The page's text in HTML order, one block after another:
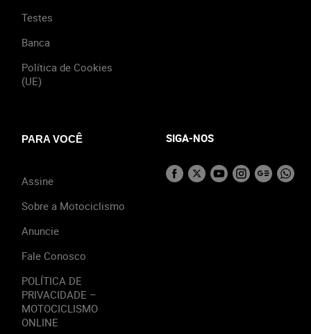
Testes
Banca
Política de Cookies
(UE)
PARA VOCÊ
Assine
Sobre a Motociclismo
Anuncie
Fale Conosco
POLÍTICA DE
PRIVACIDADE –
MOTOCICLISMO
ONLINE
SIGA-NOS